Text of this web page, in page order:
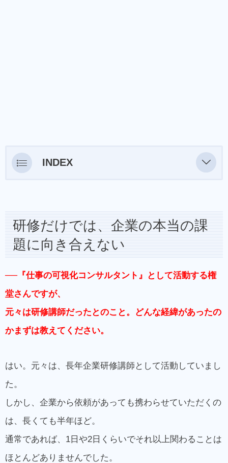
INDEX
人材育成現場は常に変化しているからこそ、
改革を
【 以下のお悩みを抱える方のお力になれま
【 提供している価値 】
研修だけでは、企業の本当の課
題に向き合えない
──『仕事の可視化コンサルタント』として活動する権
堂さんですが、
元々は研修講師だったとのこと。どんな経緯があったの
かまずは教えてください。
はい。元々は、長年企業研修講師として活動していまし
た。
しかし、企業から依頼があっても携わらせていただくの
は、長くても半年ほど。
通常であれば、1日や2日くらいでそれ以上関わることは
ほとんどありませんでした。